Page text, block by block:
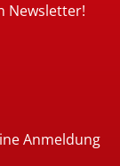
Newsletter!
Anmeldung